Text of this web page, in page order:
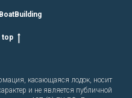
top
касающаяся лодок, носит
и не является публичной